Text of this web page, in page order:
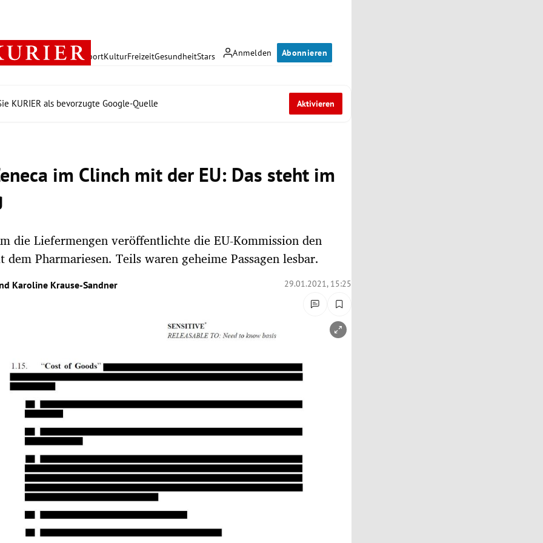
Anmelden Abonnieren
PolitikWirtschaft SportKulturFreizeitGesundheitStars
KURIER als bevorzugte Google-Quelle Aktivieren
im Clinch mit der EU: Das steht im
die Liefermengen veröffentlichte die EU-Kommission den
Pharmariesen. Teils waren geheime Passagen lesbar.
Karoline Krause-Sandner 29.01.2021, 15:25
öffnen/schließen